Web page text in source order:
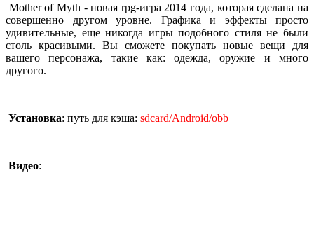
Mother of Myth - новая rpg-игра 2014 года, которая сделана на
совершенно другом уровне. Графика и эффекты просто
удивительные, еще никогда игры подобного стиля не были
столь красивыми. Вы сможете покупать новые вещи для
вашего персонажа, такие как: одежда, оружие и много
другого.
Установка: путь для кэша: sdcard/Android/obb
Видео: